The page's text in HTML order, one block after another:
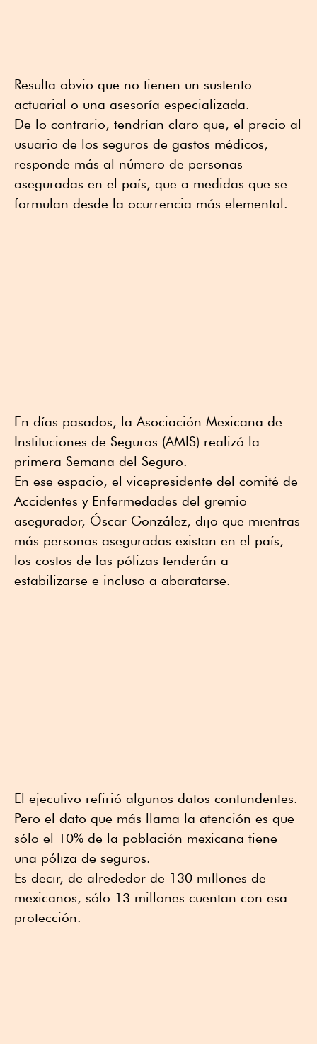
Resulta obvio que no tienen un sustento
actuarial o una asesoría especializada.
De lo contrario, tendrían claro que, el precio al
usuario de los seguros de gastos médicos,
responde más al número de personas
aseguradas en el país, que a medidas que se
formulan desde la ocurrencia más elemental.
En días pasados, la Asociación Mexicana de
Instituciones de Seguros (AMIS) realizó la
primera Semana del Seguro.
En ese espacio, el vicepresidente del comité de
Accidentes y Enfermedades del gremio
asegurador, Óscar González, dijo que mientras
más personas aseguradas existan en el país,
los costos de las pólizas tenderán a
estabilizarse e incluso a abaratarse.
El ejecutivo refirió algunos datos contundentes.
Pero el dato que más llama la atención es que
sólo el 10% de la población mexicana tiene
una póliza de seguros.
Es decir, de alrededor de 130 millones de
mexicanos, sólo 13 millones cuentan con esa
protección.